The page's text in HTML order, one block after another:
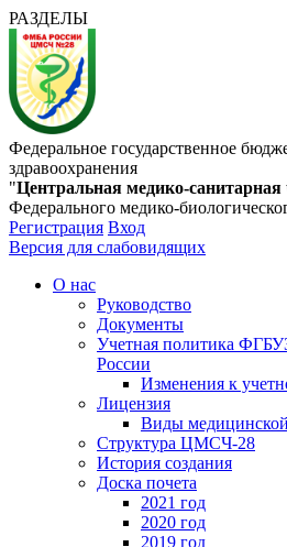
РАЗДЕЛЫ
Федеральное государственное
здравоохранения
"Центральная медико-
Федерального медико-
Регистрация Вход
Версия для слабовидящих
О нас
Руководство
Документы
Учетная политика
России
Изменения к
Лицензия
Виды
Структура ЦМСЧ-28
История создания
Доска почета
2021 год
2020 год
2019 год